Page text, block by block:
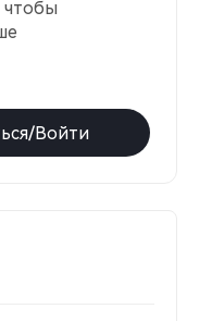
чтобы
Войти